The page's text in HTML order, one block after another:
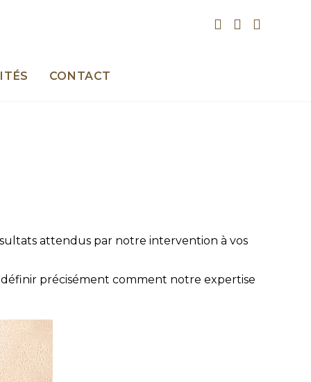
CONTACT
attendus par notre intervention à vos
précisément comment notre expertise